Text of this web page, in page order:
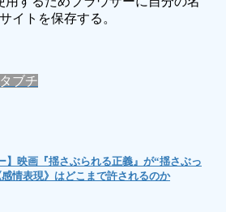
イトを保存する。
ブチ
】映画『揺さぶられる正義』が“揺さぶっ
情表現》はどこまで許されるのか